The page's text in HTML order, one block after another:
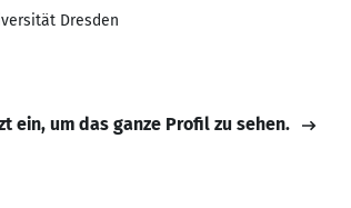
Dresden
ein, um das ganze Profil zu sehen.